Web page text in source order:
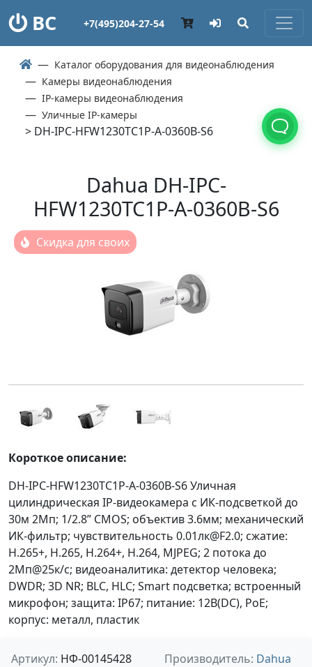
ВС +7(495)204-27-54
Каталог оборудования для видеонаблюдения
Камеры видеонаблюдения
IP-камеры видеонаблюдения
Уличные IP-камеры
> DH-IPC-HFW1230TC1P-A-0360B-S6
Dahua DH-IPC-
HFW1230TC1P-A-0360B-S6
Скидка для своих
Короткое описание:
DH-IPC-HFW1230TC1P-A-0360B-S6 Уличная
цилиндрическая IP-видеокамера с ИК-подсветкой до
30м 2Мп; 1/2.8” CMOS; объектив 3.6мм; механический
ИК-фильтр; чувствительность 0.01лк@F2.0; сжатие:
H.265+, H.265, H.264+, H.264, MJPEG; 2 потока до
2Мп@25к/с; видеоаналитика: детектор человека;
DWDR; 3D NR; BLC, HLC; Smart подсветка; встроенный
микрофон; защита: IP67; питание: 12В(DC), PoE;
корпус: металл, пластик
Артикул: НФ-00145428 Производитель: Dahua